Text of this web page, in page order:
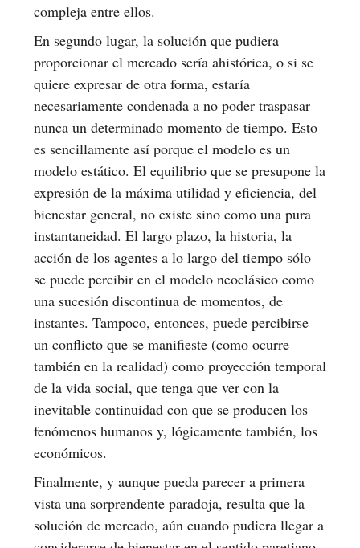
compleja entre ellos.
En segundo lugar, la solución que pudiera
proporcionar el mercado sería ahistórica, o si se
quiere expresar de otra forma, estaría
necesariamente condenada a no poder traspasar
nunca un determinado momento de tiempo. Esto
es sencillamente así porque el modelo es un
modelo estático. El equilibrio que se presupone la
expresión de la máxima utilidad y eficiencia, del
bienestar general, no existe sino como una pura
instantaneidad. El largo plazo, la historia, la
acción de los agentes a lo largo del tiempo sólo
se puede percibir en el modelo neoclásico como
una sucesión discontinua de momentos, de
instantes. Tampoco, entonces, puede percibirse
un conflicto que se manifieste (como ocurre
también en la realidad) como proyección temporal
de la vida social, que tenga que ver con la
inevitable continuidad con que se producen los
fenómenos humanos y, lógicamente también, los
económicos.
Finalmente, y aunque pueda parecer a primera
vista una sorprendente paradoja, resulta que la
solución de mercado, aún cuando pudiera llegar a